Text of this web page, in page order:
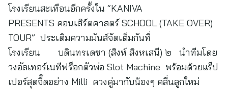
โรงเรียนสะเทือนอีกครั้งใน “KANIVA
PRESENTS คอนเสิร์ตศาสตร์ SCHOOL (TAKE OVER)
TOUR” ประเดิมความมันส์จัดเต็มกันที่
โรงเรียน บดินทรเดชา (สิงห์ สิงหเสนี) ๒ นำทีมโดย
วงอัลเทอร์เนทีฟร็อกตัวพ่อ Slot Machine พร้อมด้วยแร็ป
เปอร์สุดจี๊ดอย่าง Milli ควงคู่มากับน้องๆ คลื่นลูกใหม่